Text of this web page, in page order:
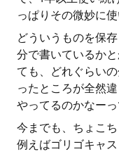
っぱりその微妙に使
どういうものを保
分で書いているか
ても、どれぐらい
ったところが全然
やってるのかなーっ
今までも、ちょこ
例えばゴリゴキャ